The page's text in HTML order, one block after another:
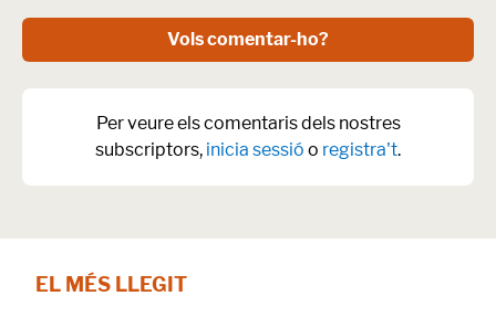
Vols comentar-ho?
Per veure els comentaris dels nostres
subscriptors, inicia sessió o registra't.
EL MÉS LLEGIT